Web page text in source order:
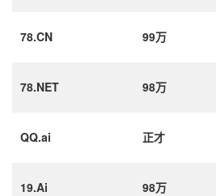
78.CN 99万
78.NET 98万
QQ.ai 正才
19.Ai 98万